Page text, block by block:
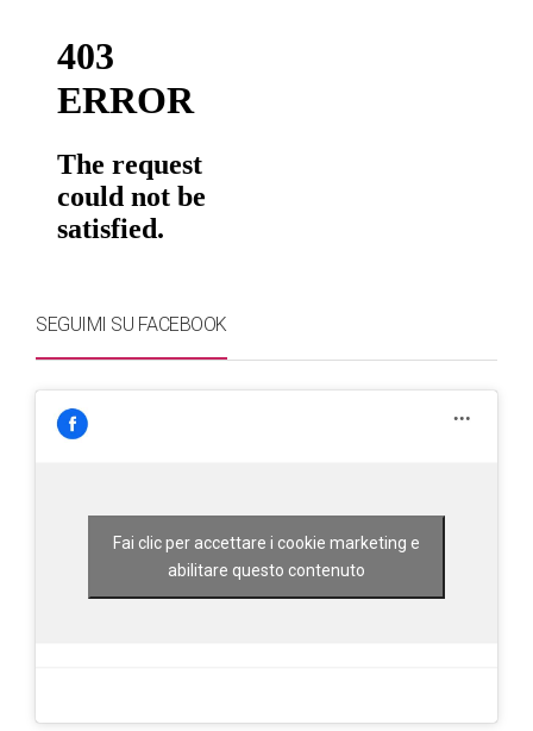
SEGUIMI SU FACEBOOK
Fai clic per accettare i cookie marketing e
abilitare questo contenuto